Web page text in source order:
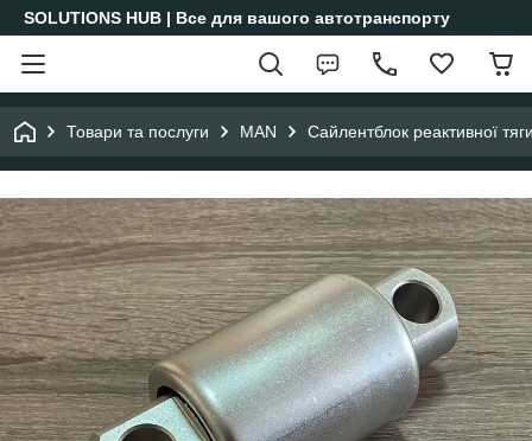
SOLUTIONS HUB | Все для вашого автотранспорту
Товари та послуги MAN Сайлентблок реактивної